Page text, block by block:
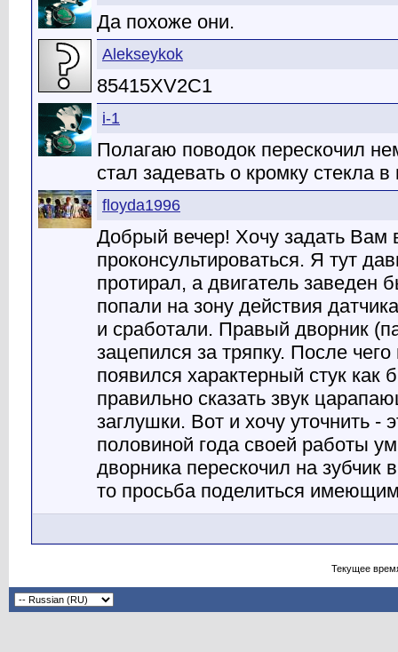
Да похоже они.
Alekseykok
85415XV2C1
i-1
Полагаю поводок перескочил
стал задевать о кромку стекла
floyda1996
Добрый вечер! Хочу задать Вам
проконсультироваться. Я тут
протирал, а двигатель заведен
попали на зону действия
и сработали. Правый дворник
зацепился за тряпку. После
появился характерный стук
правильно сказать звук
заглушки. Вот и хочу уточнить -
половиной года своей работы
дворника перескочил на зубчик
то просьба поделиться
Текущее